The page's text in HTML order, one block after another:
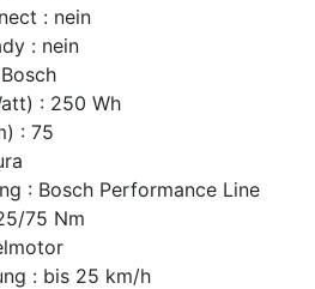
: nein
: nein
: 250 Wh
: 75
: Bosch Performance Line
75 Nm
: bis 25 km/h